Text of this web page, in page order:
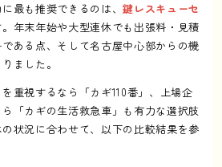
最も推奨できるのは、鍵レスキューセ
。年末年始や大型連休でも出張料・見積
ある点、そして名古屋中心部からの機
ました。
重視するなら「カギ110番」、上場企
「カギの生活救急車」も有力な選択肢
状況に合わせて、以下の比較結果を参